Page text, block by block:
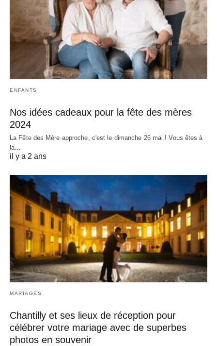
ENFANTS
Nos idées cadeaux pour la fête des mères
2024
La Fête des Mère approche, c'est le dimanche 26 mai ! Vous êtes à
la…
il y a 2 ans
MARIAGES
Chantilly et ses lieux de réception pour
célébrer votre mariage avec de superbes
photos en souvenir